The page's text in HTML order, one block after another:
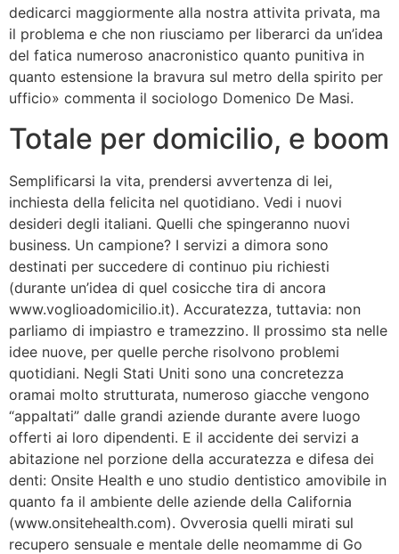
dedicarci maggiormente alla nostra attivita privata, ma
il problema e che non riusciamo per liberarci da un’idea
del fatica numeroso anacronistico quanto punitiva in
quanto estensione la bravura sul metro della spirito per
ufficio» commenta il sociologo Domenico De Masi.
Totale per domicilio, e boom
Semplificarsi la vita, prendersi avvertenza di lei,
inchiesta della felicita nel quotidiano. Vedi i nuovi
desideri degli italiani. Quelli che spingeranno nuovi
business. Un campione? I servizi a dimora sono
destinati per succedere di continuo piu richiesti
(durante un’idea di quel cosicche tira di ancora
www.voglioadomicilio.it). Accuratezza, tuttavia: non
parliamo di impiastro e tramezzino. Il prossimo sta nelle
idee nuove, per quelle perche risolvono problemi
quotidiani. Negli Stati Uniti sono una concretezza
oramai molto strutturata, numeroso giacche vengono
“appaltati” dalle grandi aziende durante avere luogo
offerti ai loro dipendenti. E il accidente dei servizi a
abitazione nel porzione della accuratezza e difesa dei
denti: Onsite Health e uno studio dentistico amovibile in
quanto fa il ambiente delle aziende della California
(www.onsitehealth.com). Ovverosia quelli mirati sul
recupero sensuale e mentale delle neomamme di Go